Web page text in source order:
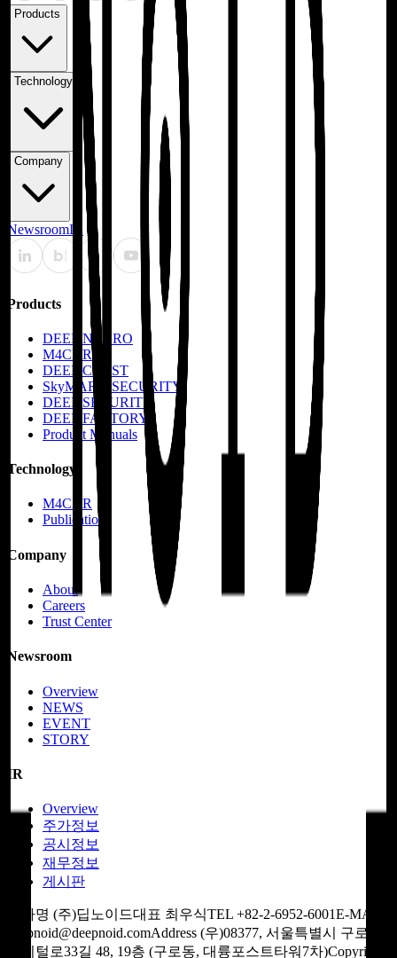
Products
Technology
Company
NewsroomIR
Products
DEEP:NEURO
M4CXR
DEEP:CHEST
SkyMARU:SECURITY
DEEP:SECURITY
DEEP:FACTORY
Product Manuals
Technology
M4CXR
Publications
Company
About
Careers
Trust Center
Newsroom
Overview
NEWS
EVENT
STORY
IR
Overview
주가정보
공시정보
재무정보
게시판
회사명 (주)딥노이드대표 최우식TEL +82-2-6952-6001E-MAIL
deepnoid@deepnoid.comAddress (우)08377, 서울특별시 구로구
디지털로33길 48, 19층 (구로동, 대륭포스트타워7차)Copyright